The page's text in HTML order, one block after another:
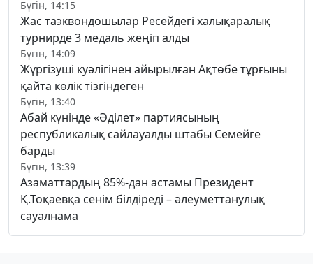
Бүгін, 14:15
Жас таэквондошылар Ресейдегі халықаралық
турнирде 3 медаль жеңіп алды
Бүгін, 14:09
Жүргізуші куәлігінен айырылған Ақтөбе тұрғыны
қайта көлік тізгіндеген
Бүгін, 13:40
Абай күнінде «Әділет» партиясының
республикалық сайлауалды штабы Семейге
барды
Бүгін, 13:39
Азаматтардың 85%-дан астамы Президент
Қ.Тоқаевқа сенім білдіреді – әлеуметтанулық
сауалнама